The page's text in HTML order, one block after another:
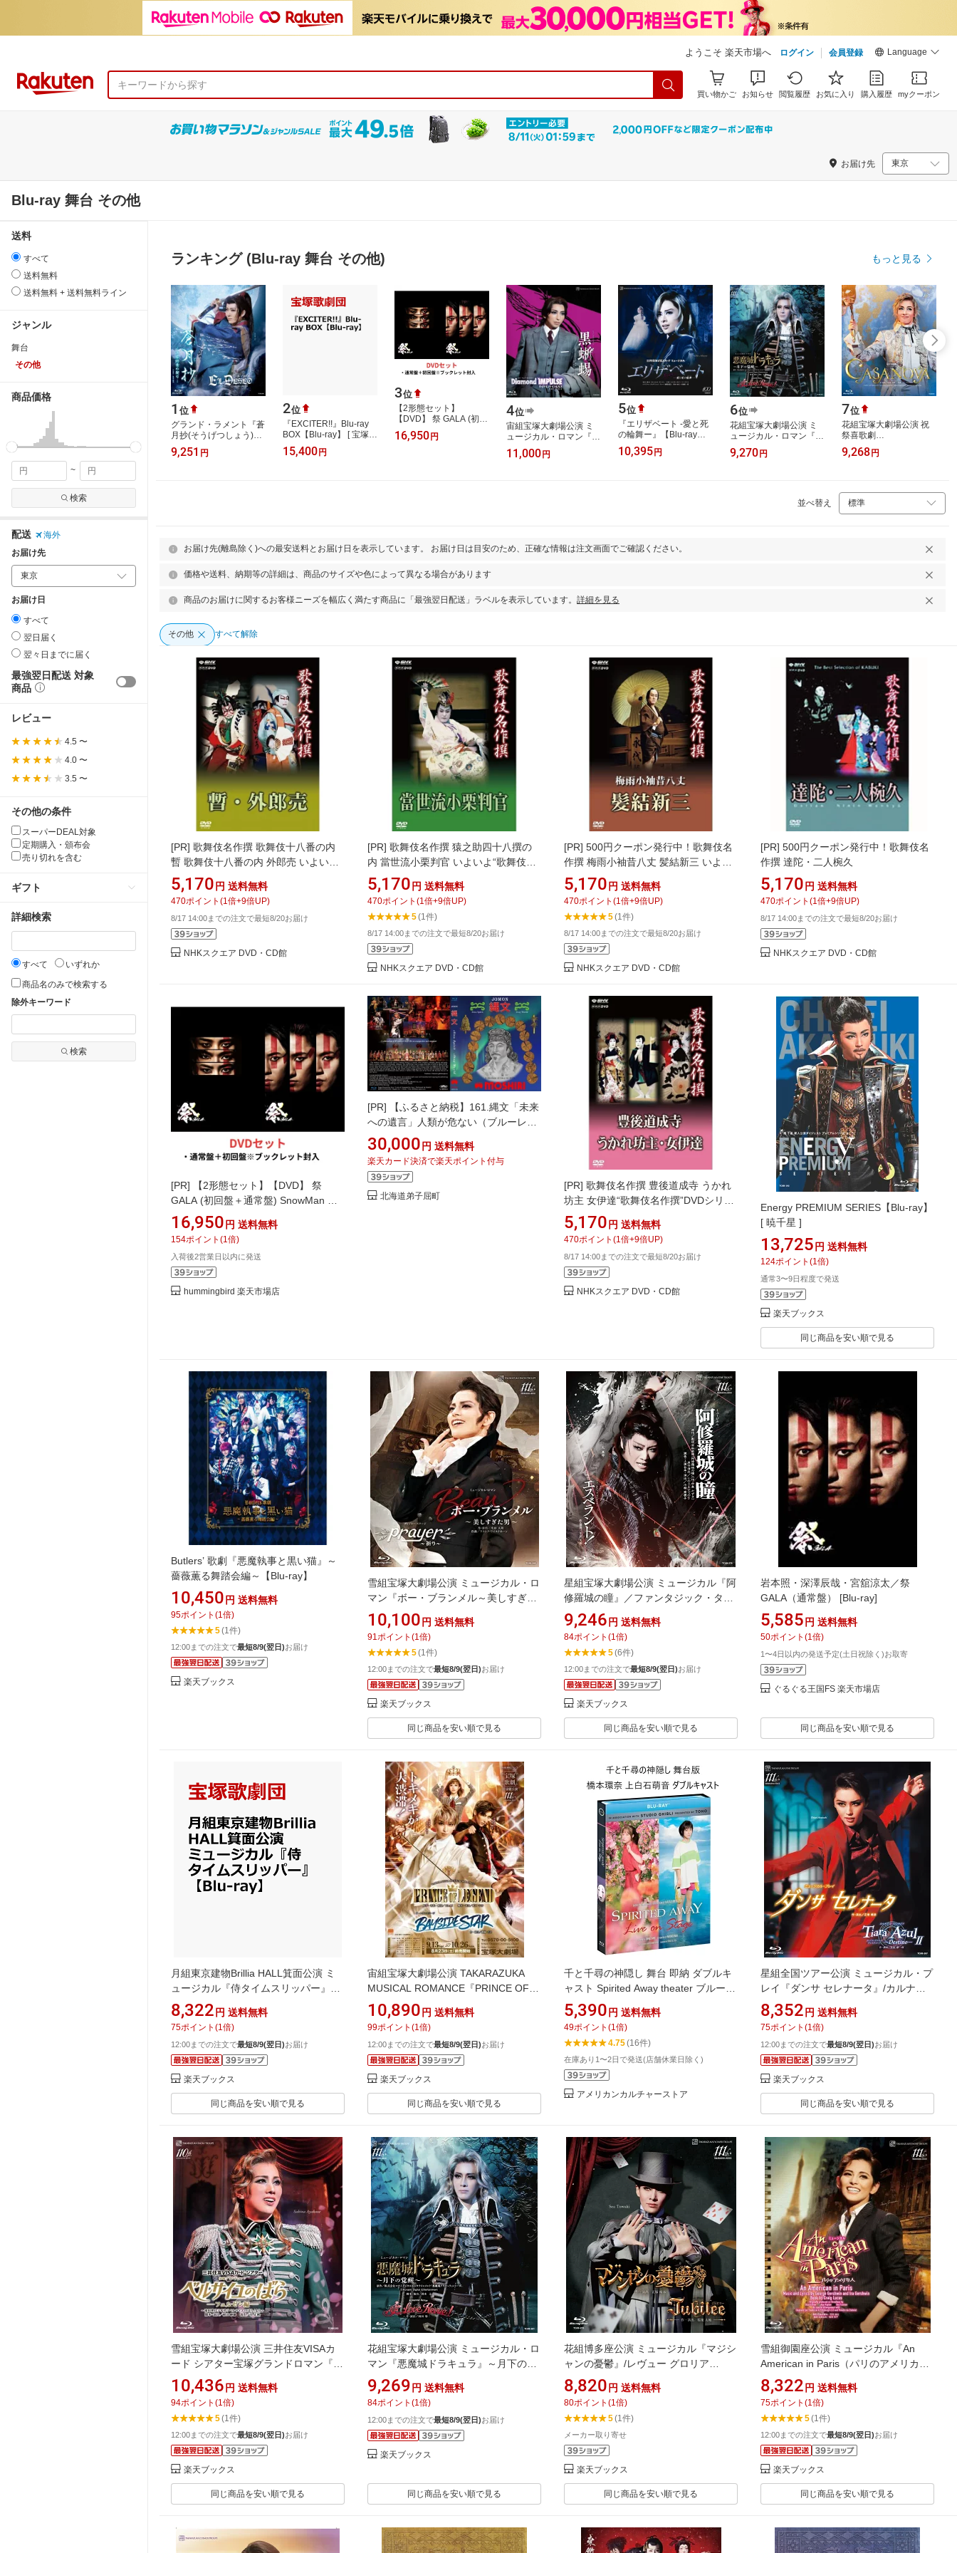
ようこそ 楽天市場へ ログイン 会員登録 Language
買い物かご お知らせ 閲覧履歴 お気に入り 購入履歴 myクーポン
お届け先
Blu-ray 舞台 その他
送料
すべて
送料無料
送料無料 + 送料無料ライン
ジャンル
舞台
その他
商品価格
~
検索
配送
海外
お届け先
お届け日
すべて
翌日届く
翌々日までに届く
最強翌日配送 対象
商品
レビュー
4.5 〜
4.0 〜
3.5 〜
その他の条件
スーパーDEAL対象
定期購入・頒布会
売り切れを含む
ギフト
詳細検索
すべて
いずれか
商品名のみで検索する
除外キーワード
検索
ランキング (Blu-ray 舞台 その他) もっと見る
1 位
グランド・ラメント『蒼
月抄(そうげつしょう)』-
平家終焉の契りー スパ
イシー・ショー『EL
9,251 円
2位
『EXCITER!!』Blu-ray
BOX【Blu-ray】 [ 宝塚歌
劇団 ]
15,400円
3位
【2形態セット】
【DVD】 祭 GALA (初回
盤＋通常盤) SnowMan
スノーマン 岩本照 深澤
16,950 円
4位
宙組宝塚大劇場公演 ミ
ュージカル・ロマン『黒
蜥蜴』 スパーキング・
イルミネイト
11,000円
5位
『エリザベート -愛と死
の輪舞ー』【Blu-ray】 [
宝塚歌劇団 ]
10,395円
6位
花組宝塚大劇場公演 ミ
ュージカル・ロマン『悪
魔城ドラキュラ』～月下
の覚醒～/Romantic
9,270円
7位
花組宝塚大劇場公演 祝
祭喜歌劇
『CASANOVA』【Blu-
ray】 [ 明日海りお ]
9,268円
並べ替え
お届け先(離島除く)への最安送料とお届け日を表示しています。 お届け日は目安のため、正確な情報は注文画面でご確認ください。
価格や送料、納期等の詳細は、商品のサイズや色によって異なる場合があります
商品のお届けに関するお客様ニーズを幅広く満たす商品に「最強翌日配送」ラベルを表示しています。 詳細を見る
その他 すべて解除
[PR] 歌舞伎名作撰 歌舞伎十八番の内
暫 歌舞伎十八番の内 外郎売 いよい
よ“歌舞伎名作撰”DVDシリーズ続編の
リリース開始！
5,170 円 送料無料
470ポイント (1倍+9倍UP)
8/17 14:00までの注文で最短8/20お届け
NHKスクエア DVD・CD館
[PR] 歌舞伎名作撰 猿之助四十八撰の
内 當世流小栗判官 いよいよ“歌舞伎名
作撰”DVDシリーズ続編のリリース開
始！ 歌舞伎のロマンと見どころ満載！
三代目市川猿之助歌舞伎の真骨頂！
5,170 円 送料無料
470ポイント (1倍+9倍UP)
5(1件)
8/17 14:00までの注文で最短8/20お届け
NHKスクエア DVD・CD館
[PR] 500円クーポン発行中！歌舞伎名
作撰 梅雨小袖昔八丈 髪結新三 いよい
よ“歌舞伎名作撰”DVDシリーズ続編の
リリース開始！ 江戸時代の庶民の生活
をリアルに描いた世話物の傑作。
5,170 円 送料無料
470ポイント (1倍+9倍UP)
5(1件)
8/17 14:00までの注文で最短8/20お届け
NHKスクエア DVD・CD館
[PR] 500円クーポン発行中！歌舞伎名
作撰 達陀・二人椀久
5,170 円 送料無料
470ポイント (1倍+9倍UP)
8/17 14:00までの注文で最短8/20お届け
NHKスクエア DVD・CD館
[PR]
【2形態セット】【DVD】 祭
GALA (初回盤＋通常盤) SnowMan ス
ノーマン 岩本照 深澤辰哉 宮館涼太
16,950 円 送料無料
154ポイント (1倍)
入荷後2営業日以内に発送
hummingbird 楽天市場店
[PR]
【ふるさと納税】161.縄文「未来
への遺言」人類が危ない（ブルーレ
イ） 30000円
30,000 円 送料無料
楽天カード決済で楽天ポイント付与
北海道弟子屈町
[PR] 歌舞伎名作撰 豊後道成寺 うかれ
坊主 女伊達“歌舞伎名作撰”DVDシリー
ズ最終リリース！ 雀右衛門 芝翫 富十
郎が魅せる舞踊三題！！【楽ギフ_包
装選択】
5,170 円 送料無料
470ポイント (1倍+9倍UP)
8/17 14:00までの注文で最短8/20お届け
NHKスクエア DVD・CD館
Energy PREMIUM SERIES【Blu-ray】
[ 暁千星 ]
13,725 円 送料無料
124ポイント (1倍)
通常3〜9日程度で発送
楽天ブックス
同じ商品を安い順で見る
Butlers’ 歌劇『悪魔執事と黒い猫』～
薔薇薫る舞踏会編～【Blu-ray】
10,450 円 送料無料
95ポイント (1倍)
5(1件)
12:00までの注文で最短8/9(翌日)お届け
楽天ブックス
雪組宝塚大劇場公演 ミュージカル・ロ
マン『ボー・ブランメル～美しすぎた
男～』/プレジャー・ステージ『Prayer
～祈り～』【Blu-ray】 [ 宝塚歌劇団 ]
10,100 円 送料無料
91ポイント (1倍)
5(1件)
12:00までの注文で最短8/9(翌日)お届け
楽天ブックス
同じ商品を安い順で見る
星組宝塚大劇場公演 ミュージカル『阿
修羅城の瞳』／ファンタジック・タペ
ストリー『エスペラント！』【Blu-
ray】 [ 宝塚歌劇団 ]
9,246 円 送料無料
84ポイント (1倍)
5(6件)
12:00までの注文で最短8/9(翌日)お届け
楽天ブックス
同じ商品を安い順で見る
岩本照・深澤辰哉・宮舘涼太／祭
GALA（通常盤） [Blu-ray]
5,585 円 送料無料
50ポイント (1倍)
1〜4日以内の発送予定(土日祝除く)お取寄
ぐるぐる王国FS 楽天市場店
同じ商品を安い順で見る
月組東京建物Brillia HALL箕面公演 ミ
ュージカル『侍タイムスリッパー』
【Blu-ray】 [ 宝塚歌劇団 ]
8,322 円 送料無料
75ポイント (1倍)
12:00までの注文で最短8/9(翌日)お届け
楽天ブックス
同じ商品を安い順で見る
宙組宝塚大劇場公演 TAKARAZUKA
MUSICAL ROMANCE『PRINCE OF
LEGEND』/ビートオンステージ
『BAYSIDE STAR』【Blu-ray】 [ 宝塚
歌劇団 ]
10,890 円 送料無料
99ポイント (1倍)
12:00までの注文で最短8/9(翌日)お届け
楽天ブックス
同じ商品を安い順で見る
千と千尋の神隠し 舞台 即納 ダブルキ
ャスト Spirited Away theater ブルーレ
イ 2枚組 blu-ray ジブリ 宮崎駿 USA正
規品 北米版 日本語 英語 Chihiro チヒ
ロ ちひろ 千とちひろ 神隠し 2023
Live on Stage ライブ オン ステージ 舞
台版 橋本環奈 上白石萌音 living
theater
5,390 円 送料無料
49ポイント (1倍)
4.75(16件)
在庫あり1〜2日で発送(店舗休業日除く)
アメリカンカルチャーストア
星組全国ツアー公演 ミュージカル・プ
レイ『ダンサ セレナータ』/カルナバ
ル・ファンタジア『Tiara Azul -
Destino-（ティアラ・アスール ディ
スティーノ）II』【Blu-ray】 [ 宝塚歌
劇団 ]
8,352 円 送料無料
75ポイント (1倍)
12:00までの注文で最短8/9(翌日)お届け
楽天ブックス
同じ商品を安い順で見る
雪組宝塚大劇場公演 三井住友VISAカ
ード シアター宝塚グランドロマン『ベ
ルサイユのばら』-フェルゼン編ー～池
田理代子原作「ベルサイユのばら」よ
り～【Blu-ray】 [ 宝塚歌劇団 ]
10,436 円 送料無料
94ポイント (1倍)
5(1件)
12:00までの注文で最短8/9(翌日)お届け
楽天ブックス
同じ商品を安い順で見る
花組宝塚大劇場公演 ミュージカル・ロ
マン『悪魔城ドラキュラ』～月下の覚
醒～/Romantic Revue『愛, Love
Revue！』【Blu-ray】 [ 宝塚歌劇団 ]
9,269 円 送料無料
84ポイント (1倍)
12:00までの注文で最短8/9(翌日)お届け
楽天ブックス
同じ商品を安い順で見る
花組博多座公演 ミュージカル『マジシ
ャンの憂鬱』/レヴュー グロリア
『Jubilee（ジュビリー）』【Blu-ray】
[ 宝塚歌劇団 ]
8,820 円 送料無料
80ポイント (1倍)
5(1件)
メーカー取り寄せ
楽天ブックス
同じ商品を安い順で見る
雪組御園座公演 ミュージカル『An
American in Paris（パリのアメリカ
人）』【Blu-ray】 [ 宝塚歌劇団 ]
8,322 円 送料無料
75ポイント (1倍)
5(1件)
12:00までの注文で最短8/9(翌日)お届け
楽天ブックス
同じ商品を安い順で見る